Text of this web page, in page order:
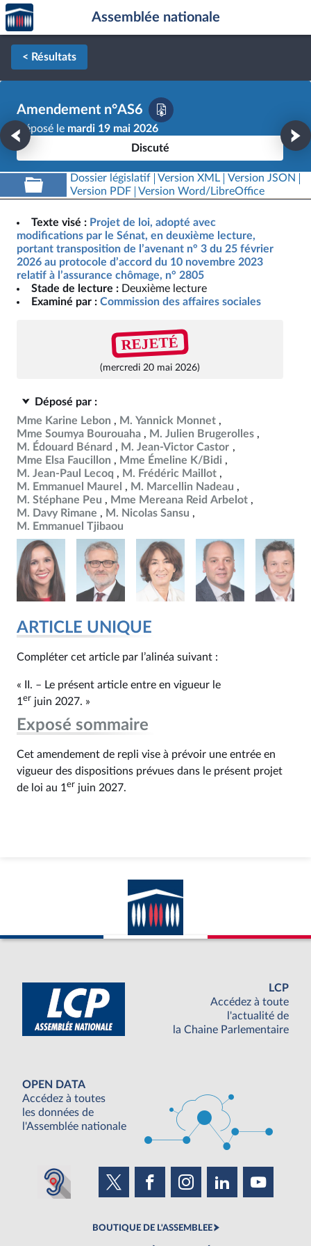
Aller au contenu
Aller en bas de la page
Accèder
à la
page
d'accueil
Assemblée nationale
< Résultats
Amendement n°AS6
Déposé le mardi 19 mai 2026
Discuté
Dossier législatif Version XML
Version JSON
Version PDF
Version Word/LibreOffice
Texte visé : Projet de loi, adopté avec
modifications par le Sénat, en deuxième lecture,
portant transposition de l’avenant n° 3 du 25 février
2026 au protocole d’accord du 10 novembre 2023
relatif à l’assurance chômage, n° 2805
Stade de lecture : Deuxième lecture
Examiné par : Commission des affaires sociales
REJETÉ
(mercredi 20 mai 2026)
Déposé par :
Mme Karine Lebon
M. Yannick Monnet
Mme Soumya Bourouaha
M. Julien Brugerolles
M. Édouard Bénard
M. Jean-Victor Castor
Mme Elsa Faucillon
Mme Émeline K/Bidi
M. Jean-Paul Lecoq
M. Frédéric Maillot
M. Emmanuel Maurel
M. Marcellin Nadeau
M. Stéphane Peu
Mme Mereana Reid Arbelot
M. Davy Rimane
M. Nicolas Sansu
M. Emmanuel Tjibaou
ARTICLE UNIQUE
Compléter cet article par l’alinéa suivant :
« II. – Le présent article entre en vigueur le
1 er juin 2027. »
Exposé sommaire
Cet amendement de repli vise à prévoir une entrée en
vigueur des dispositions prévues dans le présent projet
de loi au 1 er juin 2027.
LCP
Accédez à toute
l'actualité de
la Chaine Parlementaire
OPEN DATA
Accédez à toutes
les données de
l'Assemblée nationale
BOUTIQUE DE L'ASSEMBLEE